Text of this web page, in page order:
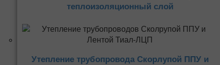
теплоизоляционный слой
Утепление трубопровода Скорлупой ППУ и